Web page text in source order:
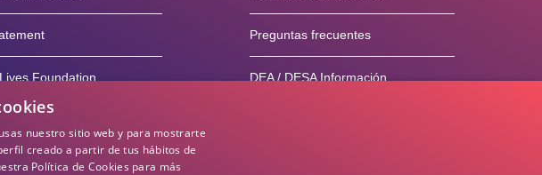
Foundation
Preguntas frecuentes
DEA / DESA Información
nuestro sitio web y para mostrarte
creado a partir de tus hábitos de
Política de Cookies para más